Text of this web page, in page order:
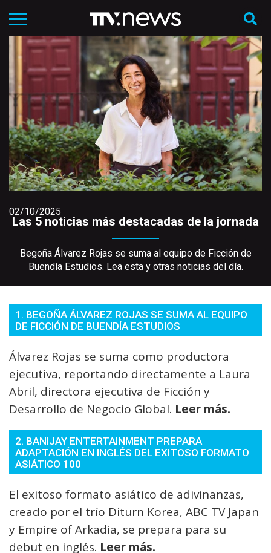
02/10/2025
Las 5 noticias más destacadas de la jornada
Begoña Álvarez Rojas se suma al equipo de Ficción de
Buendía Estudios. Lea esta y otras noticias del día.
1. BEGOÑA ÁLVAREZ ROJAS SE SUMA AL EQUIPO
DE FICCIÓN DE BUENDÍA ESTUDIOS
Álvarez Rojas se suma como productora
ejecutiva, reportando directamente a Laura
Abril, directora ejecutiva de Ficción y
Desarrollo de Negocio Global. Leer más.
2. BANIJAY ENTERTAINMENT PREPARA
ADAPTACIÓN EN INGLÉS DEL EXITOSO FORMATO
ASIÁTICO 100
El exitoso formato asiático de adivinanzas,
creado por el trío Diturn Korea, ABC TV Japan
y Empire of Arkadia, se prepara para su
debut en inglés. Leer más.